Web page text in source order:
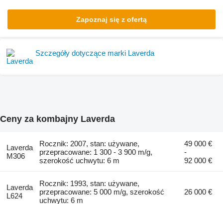
Zapoznaj się z ofertą
Szczegóły dotyczące marki Laverda
Ceny za kombajny Laverda
Laverda
M306
Rocznik: 2007, stan: używane,
przepracowane: 1 300 - 3 900 m/g,
szerokość uchwytu: 6 m
49 000 €
-
92 000 €
Laverda
L624
Rocznik: 1993, stan: używane,
przepracowane: 5 000 m/g, szerokość
uchwytu: 6 m
26 000 €